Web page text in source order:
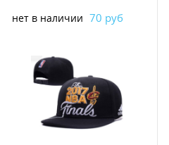
нет в наличии 70 руб